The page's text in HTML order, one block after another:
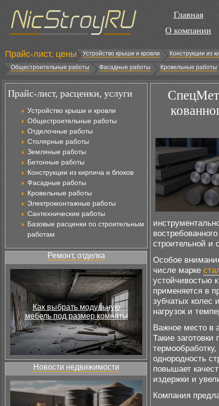
Главная
О компании
Прайс-лист, цены Устройство крыши и кровли
Конструкции из
Общестроительные работы
Фасадные работы Кровельные работы
Прайс-лист, расценки, услуги
Устройство крыши и кровли
Общестроительные работы
Отделочные работы
Столярные работы
Земляные работы
Бетонные работы
Конструкции из кирпича и блоков
Фасадные работы
Кровельные работы
Электромонтажные работы
Сантехнические работы
Базовые расценки по строительным
работам
Ремонт, отделка
Как выбрать модульную
мебель под размер комнаты
Новости недвижимости
строительной и
Особое
числе марке
устойчивостью
применяется в
зубчатых колес
нагрузок и
Важное место в
Такие
однородность
повышает
издержки и
Компания